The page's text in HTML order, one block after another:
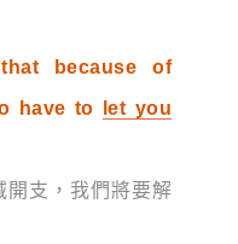
because of
have to
let you
開支，我們將要解